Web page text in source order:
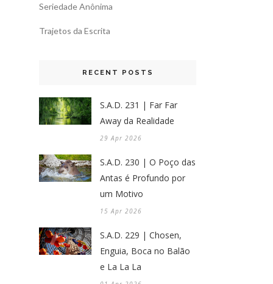
Seriedade Anônima
Trajetos da Escrita
RECENT POSTS
S.A.D. 231 | Far Far
Away da Realidade
29 Apr 2026
S.A.D. 230 | O Poço das
Antas é Profundo por
um Motivo
15 Apr 2026
S.A.D. 229 | Chosen,
Enguia, Boca no Balão
e La La La